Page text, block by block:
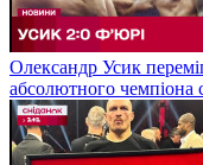
Олександр Усик
абсолютного чемпіона